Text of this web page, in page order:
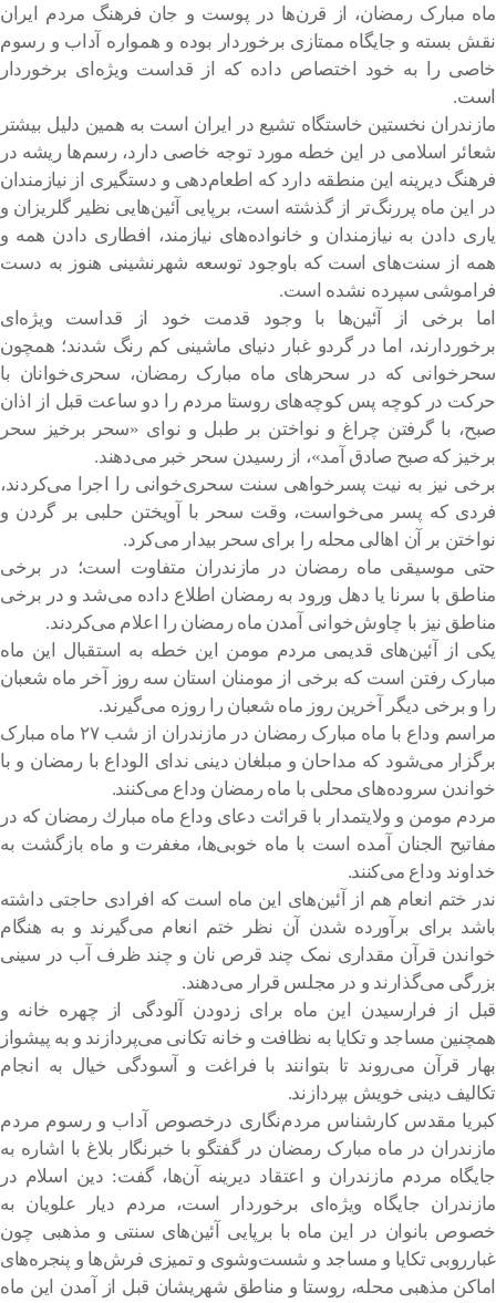
ماه مبارک رمضان، از قرن‌ها در پوست و جان فرهنگ مردم ایران
نقش بسته و جایگاه ممتازی برخوردار بوده و همواره آداب و رسوم
خاصی را به خود اختصاص داده که از قداست ویژه‌ای برخوردار
است.
مازندران نخستین خاستگاه تشیع در ایران است به همین دلیل بیشتر
شعائر اسلامی در این خطه مورد توجه خاصی دارد، رسم‌ها ریشه در
فرهنگ دیرینه این منطقه دارد که اطعام‌دهی و دستگیری از نیازمندان
در این ماه پررنگ‌تر از گذشته است، برپایی آئین‌هایی نظیر گلریزان و
یاری دادن به نیازمندان و خانواده‌های نیازمند، افطاری دادن همه و
همه از سنت‌های است که باوجود توسعه شهرنشینی هنوز به دست
فراموشی سپرده نشده است.
اما برخی از آئین‌ها با وجود قدمت خود از قداست ویژه‌ای
برخوردارند، اما در گردو غبار دنیای ماشینی کم رنگ شدند؛ همچون
سحرخوانی که در سحرهای ماه مبارک رمضان، سحری‌خوانان با
حرکت در کوچه پس کوچه‌های روستا مردم را دو ساعت قبل از اذان
صبح، با گرفتن چراغ و نواختن بر طبل و نوای «سحر برخیز سحر
برخیز که صبح صادق آمد»، از رسیدن سحر خبر می‌دهند.
برخی نیز به نیت پسرخواهی سنت سحری‌خوانی را اجرا می‌کردند،
فردی که پسر می‌خواست، وقت سحر با آویختن حلبی بر گردن و
نواختن بر آن اهالی محله را برای سحر بیدار می‌کرد.
حتی موسیقی ماه رمضان در مازندران متفاوت است؛ در برخی
مناطق با سرنا یا دهل ورود به رمضان اطلاع داده می‌شد و در برخی
مناطق نیز با چاوش‌خوانی آمدن ماه رمضان را اعلام می‌کردند.
یکی از آئین‌های قدیمی مردم مومن این خطه به استقبال این ماه
مبارک رفتن است که برخی از مومنان استان سه روز آخر ماه شعبان
را و برخی دیگر آخرین روز ماه شعبان را روزه می‌گیرند.
مراسم وداع با ماه مبارک رمضان در مازندران از شب ۲۷ ماه مبارک
برگزار می‌شود که مداحان و مبلغان دینی ندای الوداع با رمضان و با
خواندن سروده‌های محلی با ماه رمضان وداع می‌کنند.
مردم مومن و ولايتمدار با قرائت دعای وداع ماه مبارك رمضان كه در
مفاتيح الجنان آمده است با ماه خوبی‌ها، مغفرت و ماه بازگشت به
خداوند وداع می‌کنند.
ندر ختم انعام هم از آئین‌های این ماه است که افرادی حاجتی داشته
باشد برای برآورده شدن آن نظر ختم انعام می‌گیرند و به هنگام
خواندن قرآن مقداری نمک چند قرص نان و چند ظرف آب در سینی
بزرگی می‌گذارند و در مجلس قرار می‌دهند.
قبل از فرارسیدن این ماه برای زدودن آلودگی از چهره خانه و
همچنین مساجد و تکایا به نظافت و خانه تکانی می‌پردازند و به پیشواز
بهار قرآن می‌روند تا بتوانند با فراغت و آسودگی خیال به انجام
تکالیف دینی خویش بپردازند.
کبریا مقدس کارشناس مردم‌نگاری درخصوص آداب و رسوم مردم
مازندران در ماه مبارک رمضان در گفتگو با خبرنگار بلاغ با اشاره به
جایگاه مردم مازندران و اعتقاد دیرینه آن‌ها، گفت: دین اسلام در
مازندران جایگاه ویژه‌ای برخوردار است، مردم دیار علویان به
خصوص بانوان در این ماه با برپایی آئین‌های سنتی و مذهبی چون
غبارروبی تکایا و مساجد و شست‌وشوی و تمیزی فرش‌ها و پنجره‌های
اماکن مذهبی محله‌، روستا و مناطق شهریشان قبل از آمدن این ماه